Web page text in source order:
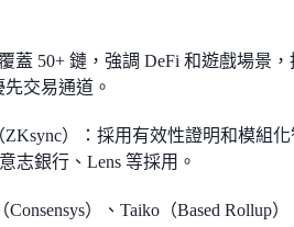
蓋 50+ 鏈，強調 DeFi 和遊戲場景
先交易通道。
ZKsync）：採用有效性證明和模組
志銀行、Lens 等採用。
）、Taiko（Based Rollup）